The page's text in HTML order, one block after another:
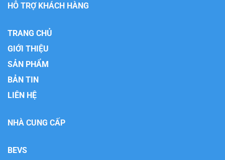
HỖ TRỢ KHÁCH HÀNG
TRANG CHỦ
GIỚI THIỆU
SẢN PHẨM
BẢN TIN
LIÊN HỆ
NHÀ CUNG CẤP
BEVS